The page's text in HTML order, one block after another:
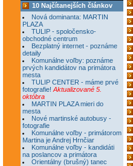
10 Najčítanejších článkov
Nová dominanta: MARTIN
PLAZA
TULIP - spoločensko-
obchodné centrum
Bezplatný internet - poznáme
detaily
Komunálne voľby: poznáme
prvých kandidátov na primátora
mesta
TULIP CENTER - máme prvé
fotografie! Aktualizované 5.
októbra
MARTIN PLAZA mieri do
mesta
Nové martinské autobusy -
fotografie
Komunálne voľby - primátorom
Martina je Andrej Hrnčiar
Komunálne voľby - kandidáti
na poslancov a primátora
Orientálny (brušný) tanec